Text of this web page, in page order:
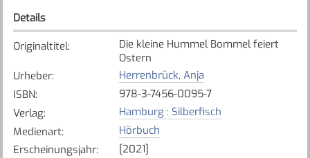
Details
Originaltitel:
Die kleine Hummel Bommel feiert
Ostern
Urheber:
Herrenbrück, Anja
ISBN:
978-3-7456-0095-7
Verlag:
Hamburg : Silberfisch
Medienart:
Hörbuch
Erscheinungsjahr:
[2021]